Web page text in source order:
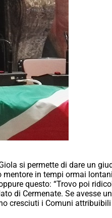
si permette di dare un
in tempi ormai
questo: “Trovo poi
di Cermenate. Se avesse
cresciuti i Comuni